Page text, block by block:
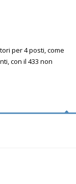
per 4 posti, come
con il 433 non